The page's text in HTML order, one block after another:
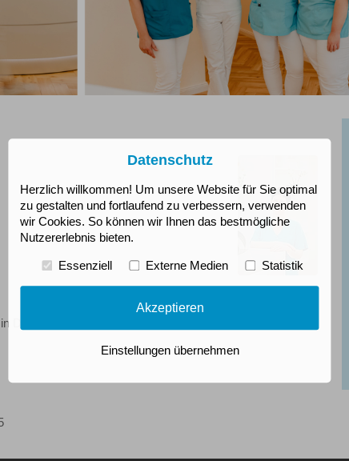
Düsseldorf 2004
Datenschutz
Herzlich willkommen! Um unsere Website für Sie optimal
zu gestalten und fortlaufend zu verbessern, verwenden
wir Cookies. So können wir Ihnen das bestmögliche
Nutzererlebnis bieten.
Essenziell Externe Medien Statistik
Akzeptieren
Einstellungen übernehmen